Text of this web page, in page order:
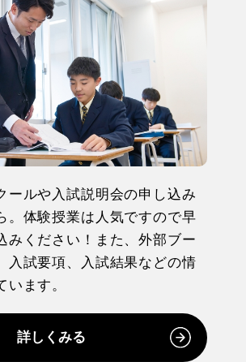
ールや入試説明会の申し込み
。体験授業は人気ですので早
みください！また、外部ブー
入試要項、入試結果などの情
います。
詳しくみる